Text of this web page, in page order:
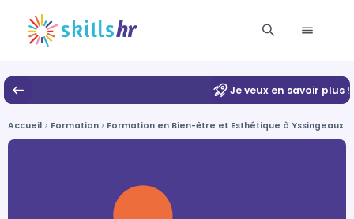
Je veux en savoir plus !
Accueil Formation Formation en Bien-être et Esthétique à Yssingeaux